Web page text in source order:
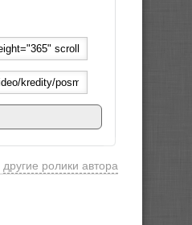
другие ролики автора